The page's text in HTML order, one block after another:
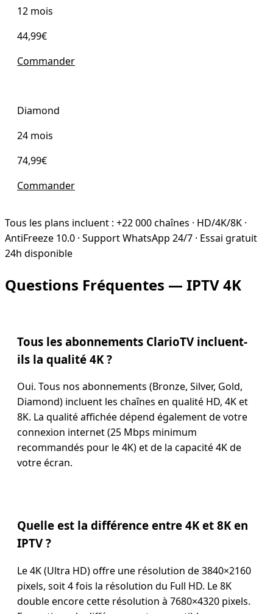
12 mois
44,99€
Commander
Diamond
24 mois
74,99€
Commander
Tous les plans incluent : +22 000 chaînes · HD/4K/8K ·
AntiFreeze 10.0 · Support WhatsApp 24/7 · Essai gratuit
24h disponible
Questions Fréquentes — IPTV 4K
Tous les abonnements ClarioTV incluent-
ils la qualité 4K ?
Oui. Tous nos abonnements (Bronze, Silver, Gold,
Diamond) incluent les chaînes en qualité HD, 4K et
8K. La qualité affichée dépend également de votre
connexion internet (25 Mbps minimum
recommandés pour le 4K) et de la capacité 4K de
votre écran.
Quelle est la différence entre 4K et 8K en
IPTV ?
Le 4K (Ultra HD) offre une résolution de 3840×2160
pixels, soit 4 fois la résolution du Full HD. Le 8K
double encore cette résolution à 7680×4320 pixels.